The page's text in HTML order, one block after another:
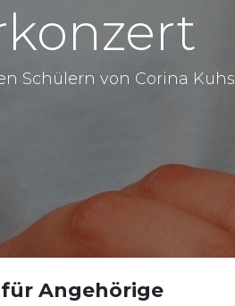
Schülern von Corina Kuhs
Angehörige